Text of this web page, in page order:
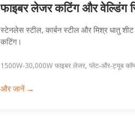
फाइबर लेजर कटिंग और वेल्डिंग
स्टेनलेस स्टील, कार्बन स्टील और मिश्र धातु
कटिंग।
1500W-30,000W फाइबर लेजर, प्लेट‑और‑ट्यूब
और जानें →